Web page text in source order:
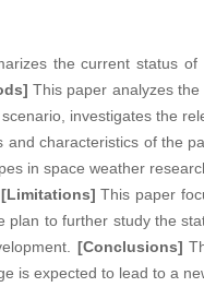
the current status
This paper analyzes
investigates the
and characteristics of the
in space weather
[Limitations] This paper
plan to further study the
[Conclusions]
is expected to lead to a